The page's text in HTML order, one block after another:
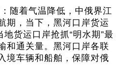
随着气温降低，中俄界江
期，当下，黑河口岸货运
地货运口岸抢抓“明水期”最
和通关量。黑河口岸各联
境车辆和船舶，保障对俄